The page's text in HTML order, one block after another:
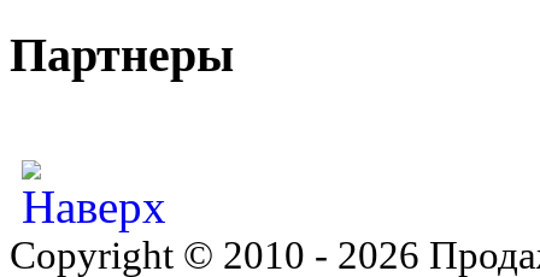
Партнеры
Copyright © 2010 - 2026